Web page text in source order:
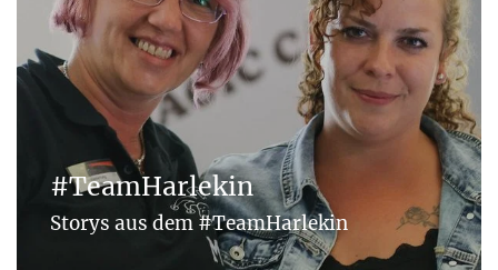
#TeamHarlekin
Storys aus dem #TeamHarlekin